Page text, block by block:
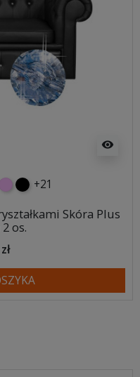
visibility
czarny
+21
Skóra Plus
os.